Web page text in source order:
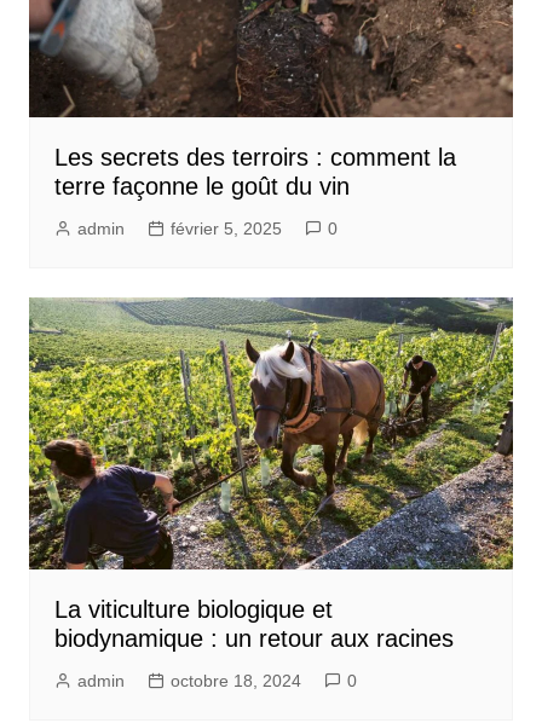
Les secrets des terroirs : comment la
terre façonne le goût du vin
admin février 5, 2025 0
La viticulture biologique et
biodynamique : un retour aux racines
admin octobre 18, 2024 0